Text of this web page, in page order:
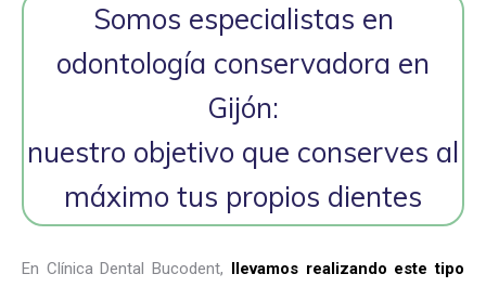
Somos especialistas en
odontología conservadora en
Gijón:
nuestro objetivo que conserves al
máximo tus propios dientes
En Clínica Dental Bucodent, llevamos realizando este tipo